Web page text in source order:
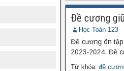
Đề cương
Học Toán 123
Đề cương ôn
2023-2024. Đề
Từ khóa: đề